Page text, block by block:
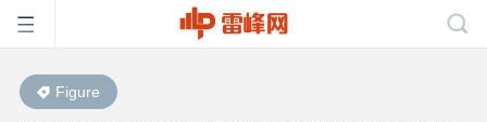
首
Figure